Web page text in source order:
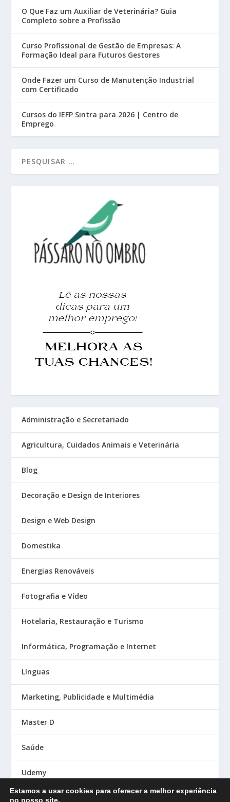
O Que Faz um Auxiliar de Veterinária? Guia
Completo sobre a Profissão
Curso Profissional de Gestão de Empresas: A
Formação Ideal para Futuros Gestores
Onde Fazer um Curso de Manutenção Industrial
com Certificado
Cursos do IEFP Sintra para 2026 | Centro de
Emprego
Administração e Secretariado
Agricultura, Cuidados Animais e Veterinária
Blog
Decoração e Design de Interiores
Design e Web Design
Domestika
Energias Renováveis
Fotografia e Vídeo
Hotelaria, Restauração e Turismo
Informática, Programação e Internet
Línguas
Marketing, Publicidade e Multimédia
Master D
Saúde
Udemy
Estamos a usar cookies para oferecer a melhor experiência
no nosso site.